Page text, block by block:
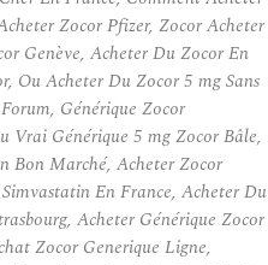
Zocor Pfizer, Zocor Acheter
Genève, Acheter Du Zocor En
Ou Acheter Du Zocor 5 mg Sans
Générique Zocor
Vrai Générique 5 mg Zocor Bâle,
Bon Marché, Acheter Zocor
En France, Acheter Du
Acheter Générique Zocor
Zocor Generique Ligne,